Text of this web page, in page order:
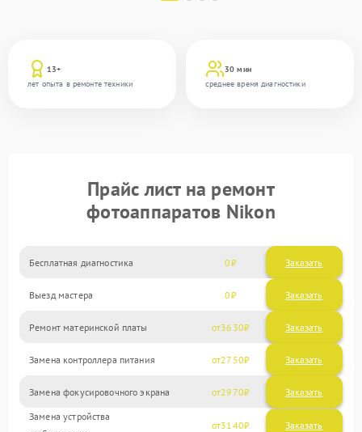
13+
лет опыта в ремонте техники
30 мин
среднее время диагностики
Прайс лист на ремонт
фотоаппаратов Nikon
Бесплатная диагностика 0 Заказать
Выезд мастера 0 Заказать
Ремонт материнской платы 3630
Замена контроллера питания 2750
Замена фокусировочного экрана 2970
Замена устройства
3140